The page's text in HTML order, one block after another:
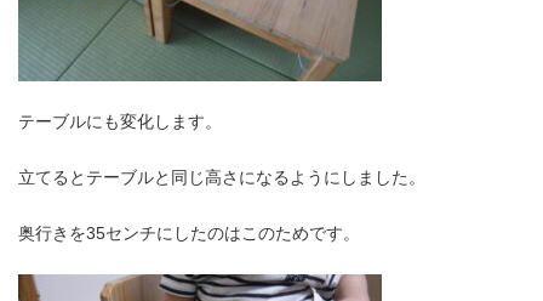
テーブルにも変化します。
立てるとテーブルと同じ高さになるようにしました。
奥行きを35センチにしたのはこのためです。